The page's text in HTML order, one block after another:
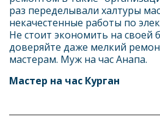
раз переделывали халтуры
некачестенные работы по
Не стоит экономить на своей
доверяйте даже мелкий
мастерам. Муж на час Анапа.
Мастер на час Курган